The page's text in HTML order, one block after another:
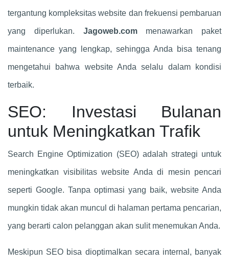
tergantung kompleksitas website dan frekuensi pembaruan
yang diperlukan. Jagoweb.commenawarkan paket
maintenance yang lengkap, sehingga Anda bisa tenang
mengetahui bahwa website Anda selalu dalam kondisi
terbaik.
SEO: Investasi Bulanan
untuk Meningkatkan Trafik
Search Engine Optimization (SEO) adalah strategi untuk
meningkatkan visibilitas website Anda di mesin pencari
seperti Google. Tanpa optimasi yang baik, website Anda
mungkin tidak akan muncul di halaman pertama pencarian,
yang berarti calon pelanggan akan sulit menemukan Anda.
Meskipun SEO bisa dioptimalkan secara internal, banyak